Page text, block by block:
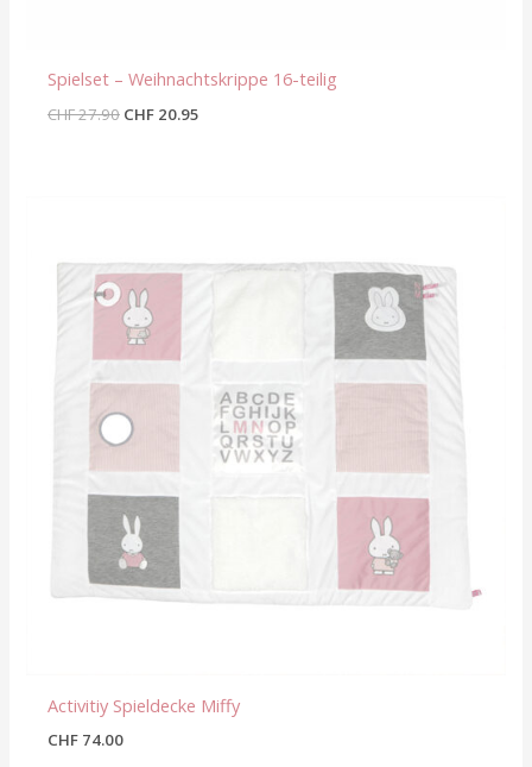
Spielset – Weihnachtskrippe 16-teilig
CHF27.90 CHF20.95
Activitiy Spieldecke Miffy
CHF74.00